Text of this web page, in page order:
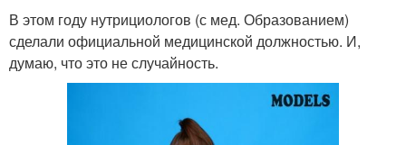
В этом году нутрициологов (с мед. Образованием)
сделали официальной медицинской должностью. И,
думаю, что это не случайность.